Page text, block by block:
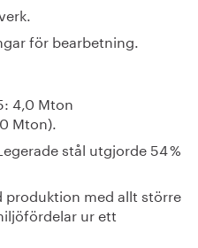
för bearbetning.
4,0 Mton
Mton).
stål utgjorde 54 %
med allt större
ur ett